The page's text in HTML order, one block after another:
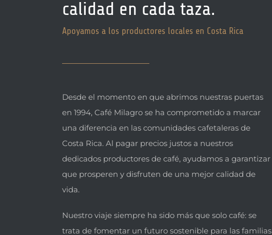
calidad en cada taza.
Apoyamos a los productores locales en Costa Rica
Desde el momento en que abrimos nuestras puertas
en 1994, Café Milagro se ha comprometido a marcar
una diferencia en las comunidades cafetaleras de
Costa Rica. Al pagar precios justos a nuestros
dedicados productores de café, ayudamos a garantizar
que prosperen y disfruten de una mejor calidad de
vida.
Nuestro viaje siempre ha sido más que solo café: se
trata de fomentar un futuro sostenible para las familias